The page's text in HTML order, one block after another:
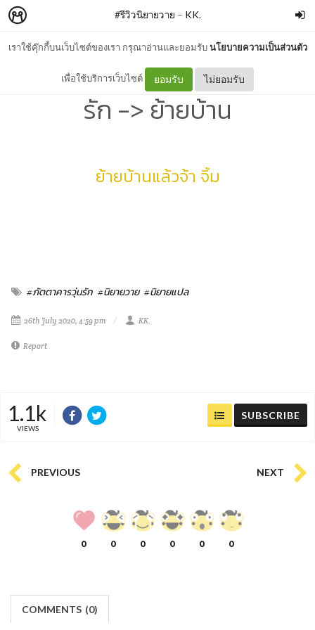
เราใช้คุ๊กกี้บนเว็บไซต์ของเรา กรุณาอ่านและยอมรับนโยบายความเป็นส่วนตัว
เพื่อใช้บริการเว็บไซต์ ยอมรับ ไม่ยอมรับ
#รีวิวนิยายวาย – KK.
รีวิว+สปอย | #ภัตตาคารวุ่น
รัก -> ย้ายบ้าน
ย้ายบ้านแล้วจ้า จิ้ม
#ภัตตาคารวุ่นรัก #นิยายวาย #นิยายแปล
26th July 2020, 4:59 pm KK.
Report
1.1k
VIEWS
SUBSCRIBE
PREVIOUS NEXT
0 0 0 0 0 0
COMMENTS (0)